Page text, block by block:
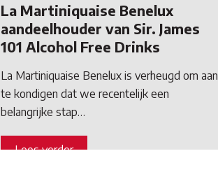
La Martiniquaise Benelux
aandeelhouder van Sir. James
101 Alcohol Free Drinks
La Martiniquaise Benelux is verheugd om aan
te kondigen dat we recentelijk een
belangrijke stap…
Lees verder